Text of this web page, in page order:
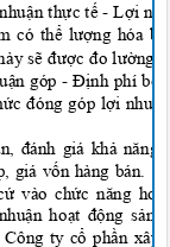
ận thực tế- Lợi
có thể lượng hóa bằ
sẽ được đo lường b
ận góp-Định phí bộ
đóng góp lợi nhu
đánh giá khả năng
giá vốn hàng bán.
vào chức năng
ận hoạt động sản
Công ty cổphần xây